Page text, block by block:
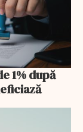
1% după